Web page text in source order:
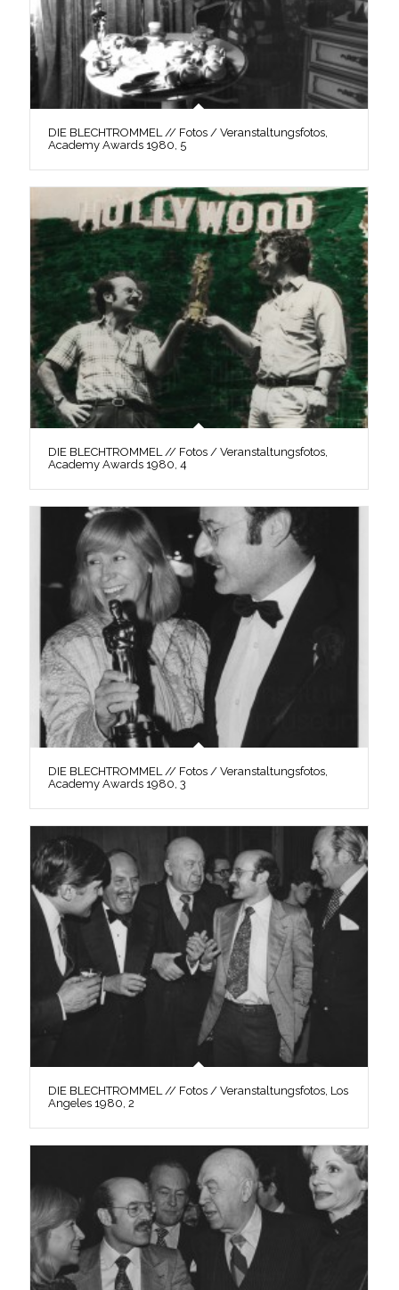
DIE BLECHTROMMEL // Fotos / Veranstaltungsfotos,
Academy Awards 1980, 5
DIE BLECHTROMMEL // Fotos / Veranstaltungsfotos,
Academy Awards 1980, 4
DIE BLECHTROMMEL // Fotos / Veranstaltungsfotos,
Academy Awards 1980, 3
DIE BLECHTROMMEL // Fotos / Veranstaltungsfotos, Los
Angeles 1980, 2